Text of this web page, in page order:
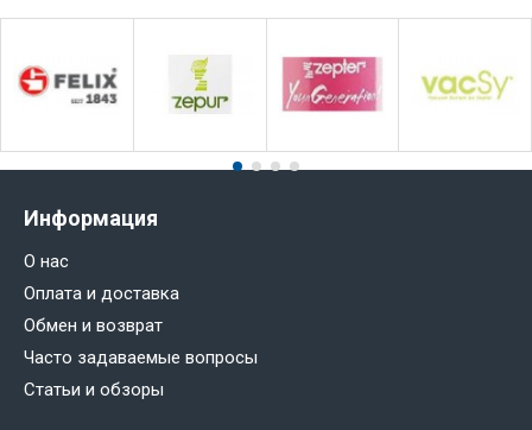
Информация
О нас
Оплата и доставка
Обмен и возврат
Часто задаваемые вопросы
Статьи и обзоры